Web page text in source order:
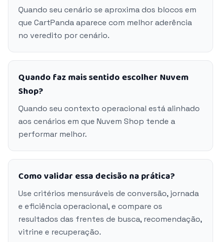
Quando seu cenário se aproxima dos blocos em
que CartPanda aparece com melhor aderência
no veredito por cenário.
Quando faz mais sentido escolher Nuvem
Shop?
Quando seu contexto operacional está alinhado
aos cenários em que Nuvem Shop tende a
performar melhor.
Como validar essa decisão na prática?
Use critérios mensuráveis de conversão, jornada
e eficiência operacional, e compare os
resultados das frentes de busca, recomendação,
vitrine e recuperação.